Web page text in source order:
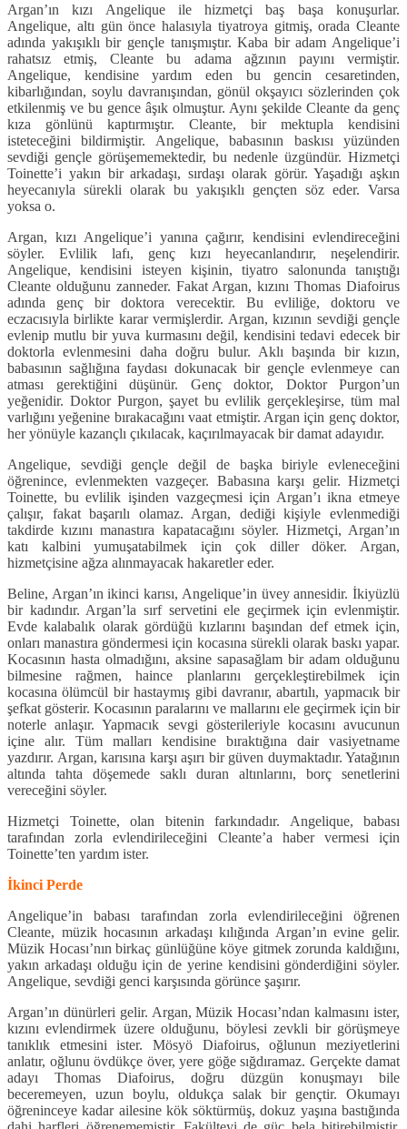
Argan’ın kızı Angelique ile hizmetçi baş başa konuşurlar.
Angelique, altı gün önce halasıyla tiyatroya gitmiş, orada Cleante
adında yakışıklı bir gençle tanışmıştır. Kaba bir adam Angelique’i
rahatsız etmiş, Cleante bu adama ağzının payını vermiştir.
Angelique, kendisine yardım eden bu gencin cesaretinden,
kibarlığından, soylu davranışından, gönül okşayıcı sözlerinden çok
etkilenmiş ve bu gence âşık olmuştur. Aynı şekilde Cleante da genç
kıza gönlünü kaptırmıştır. Cleante, bir mektupla kendisini
isteteceğini bildirmiştir. Angelique, babasının baskısı yüzünden
sevdiği gençle görüşememektedir, bu nedenle üzgündür. Hizmetçi
Toinette’i yakın bir arkadaşı, sırdaşı olarak görür. Yaşadığı aşkın
heyecanıyla sürekli olarak bu yakışıklı gençten söz eder. Varsa
yoksa o.
Argan, kızı Angelique’i yanına çağırır, kendisini evlendireceğini
söyler. Evlilik lafı, genç kızı heyecanlandırır, neşelendirir.
Angelique, kendisini isteyen kişinin, tiyatro salonunda tanıştığı
Cleante olduğunu zanneder. Fakat Argan, kızını Thomas Diafoirus
adında genç bir doktora verecektir. Bu evliliğe, doktoru ve
eczacısıyla birlikte karar vermişlerdir. Argan, kızının sevdiği gençle
evlenip mutlu bir yuva kurmasını değil, kendisini tedavi edecek bir
doktorla evlenmesini daha doğru bulur. Aklı başında bir kızın,
babasının sağlığına faydası dokunacak bir gençle evlenmeye can
atması gerektiğini düşünür. Genç doktor, Doktor Purgon’un
yeğenidir. Doktor Purgon, şayet bu evlilik gerçekleşirse, tüm mal
varlığını yeğenine bırakacağını vaat etmiştir. Argan için genç doktor,
her yönüyle kazançlı çıkılacak, kaçırılmayacak bir damat adayıdır.
Angelique, sevdiği gençle değil de başka biriyle evleneceğini
öğrenince, evlenmekten vazgeçer. Babasına karşı gelir. Hizmetçi
Toinette, bu evlilik işinden vazgeçmesi için Argan’ı ikna etmeye
çalışır, fakat başarılı olamaz. Argan, dediği kişiyle evlenmediği
takdirde kızını manastıra kapatacağını söyler. Hizmetçi, Argan’ın
katı kalbini yumuşatabilmek için çok diller döker. Argan,
hizmetçisine ağza alınmayacak hakaretler eder.
Beline, Argan’ın ikinci karısı, Angelique’in üvey annesidir. İkiyüzlü
bir kadındır. Argan’la sırf servetini ele geçirmek için evlenmiştir.
Evde kalabalık olarak gördüğü kızlarını başından def etmek için,
onları manastıra göndermesi için kocasına sürekli olarak baskı yapar.
Kocasının hasta olmadığını, aksine sapasağlam bir adam olduğunu
bilmesine rağmen, haince planlarını gerçekleştirebilmek için
kocasına ölümcül bir hastaymış gibi davranır, abartılı, yapmacık bir
şefkat gösterir. Kocasının paralarını ve mallarını ele geçirmek için bir
noterle anlaşır. Yapmacık sevgi gösterileriyle kocasını avucunun
içine alır. Tüm malları kendisine bıraktığına dair vasiyetname
yazdırır. Argan, karısına karşı aşırı bir güven duymaktadır. Yatağının
altında tahta döşemede saklı duran altınlarını, borç senetlerini
vereceğini söyler.
Hizmetçi Toinette, olan bitenin farkındadır. Angelique, babası
tarafından zorla evlendirileceğini Cleante’a haber vermesi için
Toinette’ten yardım ister.
İkinci Perde
Angelique’in babası tarafından zorla evlendirileceğini öğrenen
Cleante, müzik hocasının arkadaşı kılığında Argan’ın evine gelir.
Müzik Hocası’nın birkaç günlüğüne köye gitmek zorunda kaldığını,
yakın arkadaşı olduğu için de yerine kendisini gönderdiğini söyler.
Angelique, sevdiği genci karşısında görünce şaşırır.
Argan’ın dünürleri gelir. Argan, Müzik Hocası’ndan kalmasını ister,
kızını evlendirmek üzere olduğunu, böylesi zevkli bir görüşmeye
tanıklık etmesini ister. Mösyö Diafoirus, oğlunun meziyetlerini
anlatır, oğlunu övdükçe över, yere göğe sığdıramaz. Gerçekte damat
adayı Thomas Diafoirus, doğru düzgün konuşmayı bile
beceremeyen, uzun boylu, oldukça salak bir gençtir. Okumayı
öğreninceye kadar ailesine kök söktürmüş, dokuz yaşına bastığında